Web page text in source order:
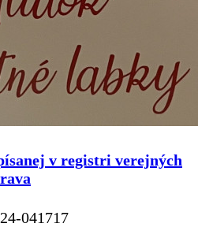
v registri verejných
041717